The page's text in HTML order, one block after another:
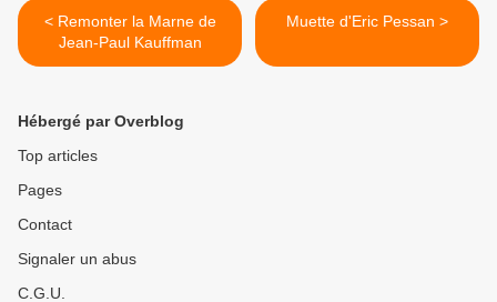
< Remonter la Marne de
Jean-Paul Kauffman
Muette d'Eric Pessan >
Hébergé par Overblog
Top articles
Pages
Contact
Signaler un abus
C.G.U.